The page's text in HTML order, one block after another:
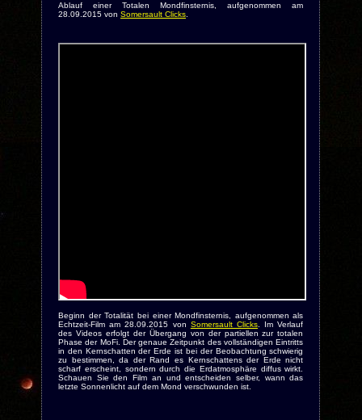
Ablauf einer Totalen Mondfinsternis, aufgenommen am
28.09.2015 von Somersault Clicks.
Beginn der Totalität bei einer Mondfinsternis, aufgenommen als
Echtzeit-Film am 28.09.2015 von Somersault Clicks . Im Verlauf
des Videos erfolgt der Übergang von der partiellen zur totalen
Phase der MoFi. Der genaue Zeitpunkt des vollständigen Eintritts
in den Kernschatten der Erde ist bei der Beobachtung schwierig
zu bestimmen, da der Rand es Kernschattens der Erde nicht
scharf erscheint, sondern durch die Erdatmosphäre diffus wirkt.
Schauen Sie den Film an und entscheiden selber, wann das
letzte Sonnenlicht auf dem Mond verschwunden ist.